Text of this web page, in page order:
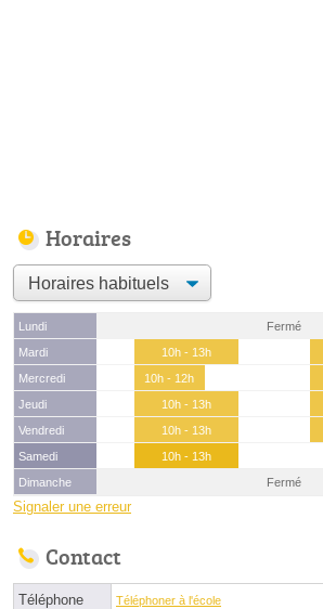
Horaires
Lundi
Fermé
Mardi
10h - 13h
Mercredi
10h - 12h
Jeudi
10h - 13h
Vendredi
10h - 13h
Samedi
10h - 13h
Dimanche
Fermé
Signaler une erreur
Contact
Téléphone Téléphoner à l'école